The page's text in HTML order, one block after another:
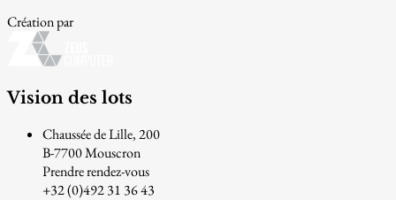
Création par
Vision des lots
Chaussée de Lille, 200
B-7700 Mouscron
Prendre rendez-vous
+32 (0)492 31 36 43